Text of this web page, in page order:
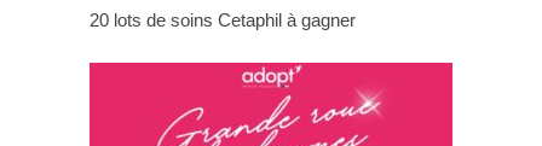
20 lots de soins Cetaphil à gagner